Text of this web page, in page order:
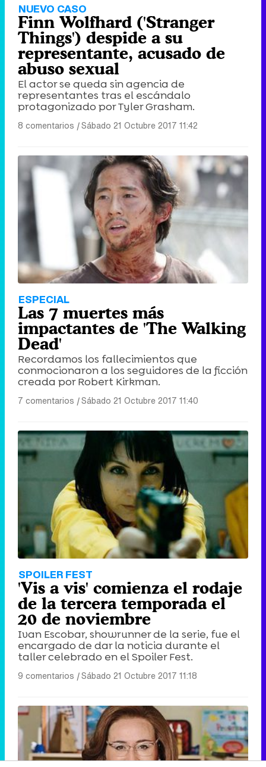
NUEVO CASO
Finn Wolfhard ('Stranger
Things') despide a su
representante, acusado de
abuso sexual
El actor se queda sin agencia de
representantes tras el escándalo
protagonizado por Tyler Grasham.
8 comentarios |Sábado 21 Octubre 2017 11:42
ESPECIAL
Las 7 muertes más
impactantes de 'The Walking
Dead'
Recordamos los fallecimientos que
conmocionaron a los seguidores de la ficción
creada por Robert Kirkman.
7 comentarios |Sábado 21 Octubre 2017 11:40
SPOILER FEST
'Vis a vis' comienza el rodaje
de la tercera temporada el
20 de noviembre
Ivan Escobar, showrunner de la serie, fue el
encargado de dar la noticia durante el
taller celebrado en el Spoiler Fest.
9 comentarios |Sábado 21 Octubre 2017 11:18